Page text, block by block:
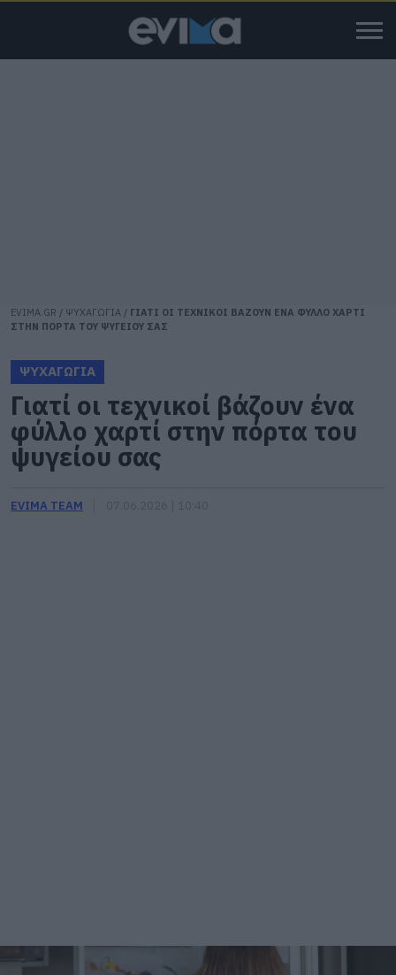
EVIMA.GR / ΨΥΧΑΓΩΓΙΑ / ΓΙΑΤΙ ΟΙ ΤΕΧΝΙΚΟΙ ΒΑΖΟΥΝ ΕΝΑ ΦΥΛΛΟ ΧΑΡΤΙ
ΣΤΗΝ ΠΟΡΤΑ ΤΟΥ ΨΥΓΕΙΟΥ ΣΑΣ
ΨΥΧΑΓΩΓΙΑ
Γιατί οι τεχνικοί βάζουν ένα
φύλλο χαρτί στην πόρτα του
ψυγείου σας
EVIMA TEAM